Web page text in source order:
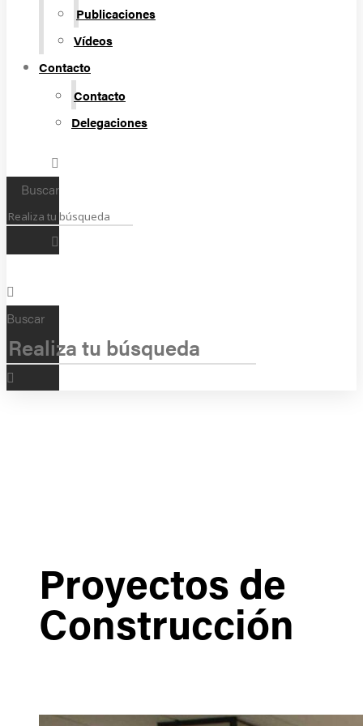
Publicaciones
Vídeos
Contacto
Contacto
Delegaciones
Buscar
Buscar
Proyectos de
Construcción